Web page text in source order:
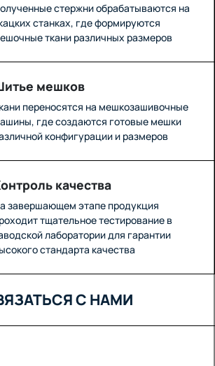
стержни обрабатываются на
станках, где формируются
ткани различных размеров
мешков
переносятся на мешкозашивочные
где создаются готовые мешки
конфигурации и размеров
качества
завершающем этапе продукция
тщательное тестирование в
лаборатории для гарантии
стандарта качества
С НАМИ